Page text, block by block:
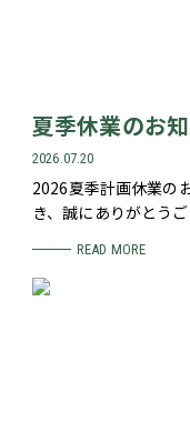
夏季休業のお
2026.07.20
2026夏季計画休業の
き、誠にありがとう
READ MORE